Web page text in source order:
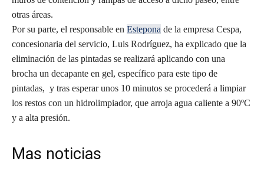
otras áreas.
Por su parte, el responsable en Estepona de la empresa Cespa,
concesionaria del servicio, Luis Rodríguez, ha explicado que la
eliminación de las pintadas se realizará aplicando con una
brocha un decapante en gel, específico para este tipo de
pintadas, y tras esperar unos 10 minutos se procederá a limpiar
los restos con un hidrolimpiador, que arroja agua caliente a 90ºC
y a alta presión.
Mas noticias